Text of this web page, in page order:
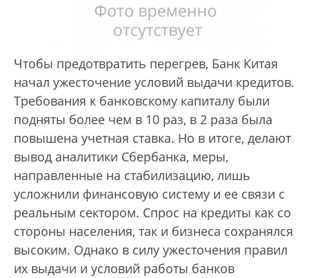
Чтобы предотвратить перегрев, Банк Китая
начал ужесточение условий выдачи кредитов.
Требования к банковскому капиталу были
подняты более чем в 10 раз, в 2 раза была
повышена учетная ставка. Но в итоге, делают
вывод аналитики Сбербанка, меры,
направленные на стабилизацию, лишь
усложнили финансовую систему и ее связи с
реальным сектором. Спрос на кредиты как со
стороны населения, так и бизнеса сохранялся
высоким. Однако в силу ужесточения правил
их выдачи и условий работы банков